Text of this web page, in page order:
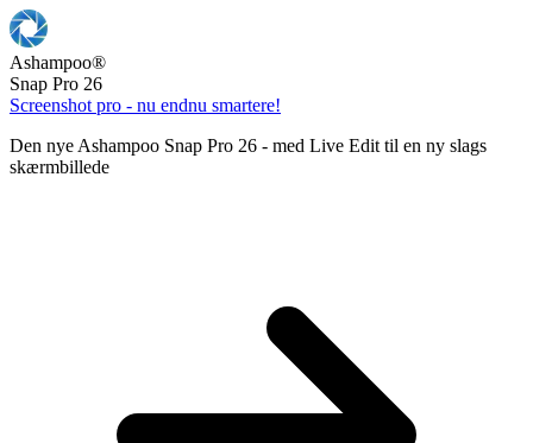
Ashampoo®
Snap Pro 26
Screenshot pro - nu endnu smartere!
Den nye Ashampoo Snap Pro 26 - med Live Edit til en ny slags
skærmbillede